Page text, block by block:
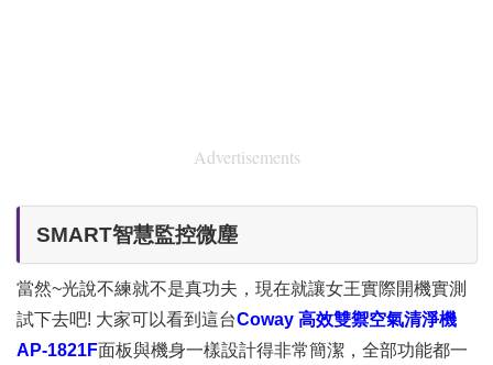
Advertisements
SMART智慧監控微塵
當然~光說不練就不是真功夫，現在就讓女王實際開機實測
試下去吧! 大家可以看到這台Coway 高效雙禦空氣清淨機
AP-1821F面板與機身一樣設計得非常簡潔，全部功能都一